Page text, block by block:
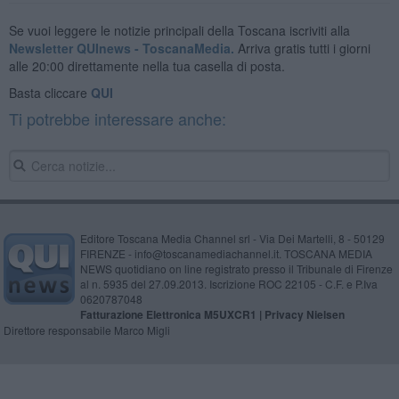
Se vuoi leggere le notizie principali della Toscana iscriviti alla
Newsletter QUInews - ToscanaMedia. Arriva gratis tutti i giorni
alle 20:00 direttamente nella tua casella di posta.
Basta cliccare QUI
Ti potrebbe interessare anche:
Editore Toscana Media Channel srl - Via Dei Martelli, 8 - 50129
FIRENZE - info@toscanamediachannel.it. TOSCANA MEDIA
NEWS quotidiano on line registrato presso il Tribunale di Firenze
al n. 5935 del 27.09.2013. Iscrizione ROC 22105 - C.F. e P.Iva
0620787048
Fatturazione Elettronica M5UXCR1 | Privacy Nielsen
Direttore responsabile Marco Migli